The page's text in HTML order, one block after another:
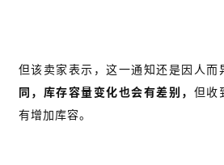
但该卖家表示，这一通知还是因人而
同，库存容量变化也会有差别， 但收
有增加库容。